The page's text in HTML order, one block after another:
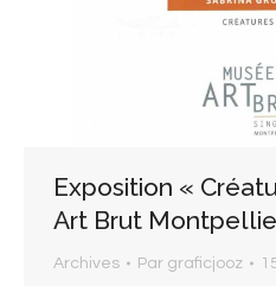
Exposition «
Art Brut
Archives Par graficjooz